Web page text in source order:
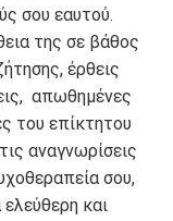
σου εαυτού.
της σε βάθος
έρθεις
απωθημένες
του επίκτητου
αναγνωρίσεις
σου,
και